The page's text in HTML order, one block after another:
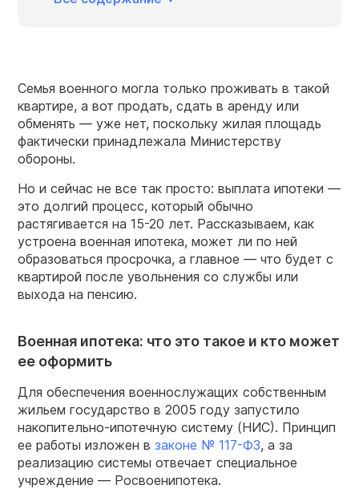
Семья военного могла только проживать в такой
квартире, а вот продать, сдать в аренду или
обменять — уже нет, поскольку жилая площадь
фактически принадлежала Министерству
обороны.
Но и сейчас не все так просто: выплата ипотеки —
это долгий процесс, который обычно
растягивается на 15-20 лет. Рассказываем, как
устроена военная ипотека, может ли по ней
образоваться просрочка, а главное — что будет с
квартирой после увольнения со службы или
выхода на пенсию.
Военная ипотека: что это такое и кто может
ее оформить
Для обеспечения военнослужащих собственным
жильем государство в 2005 году запустило
накопительно-ипотечную систему (НИС). Принцип
ее работы изложен в законе № 117-ФЗ, а за
реализацию системы отвечает специальное
учреждение — Росвоенипотека.